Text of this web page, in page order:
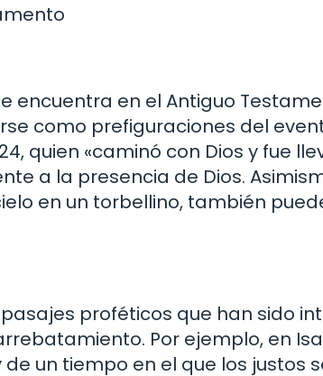
encuentra en el Antiguo
como prefiguraciones del
quien «caminó con Dios y fue
a la presencia de Dios.
en un torbellino, también
proféticos que han sido
Por ejemplo, en
un tiempo en el que los justos